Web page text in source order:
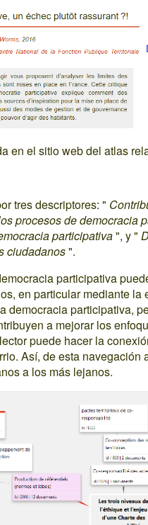
en el sitio web del atlas
tres descriptores: "
procesos de democracia
participativa", y "
ciudadanos".
participativa
en particular mediante la
democracia participativa,
a mejorar los
puede hacer la
Así, de esta navegación
a los más lejanos.